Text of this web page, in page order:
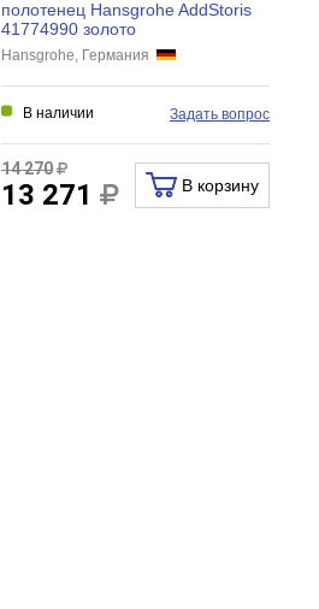
полотенец Hansgrohe AddStoris
41774990 золото
Hansgrohe, Германия
В наличии Задать вопрос
14 270
13 271 В корзину